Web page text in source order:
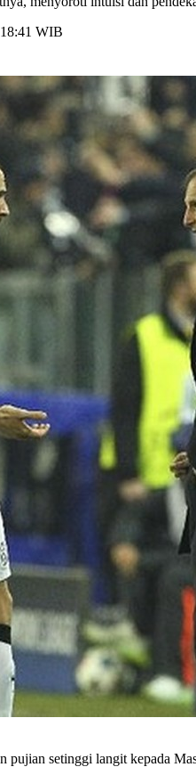
WIB
setinggi langit kepada